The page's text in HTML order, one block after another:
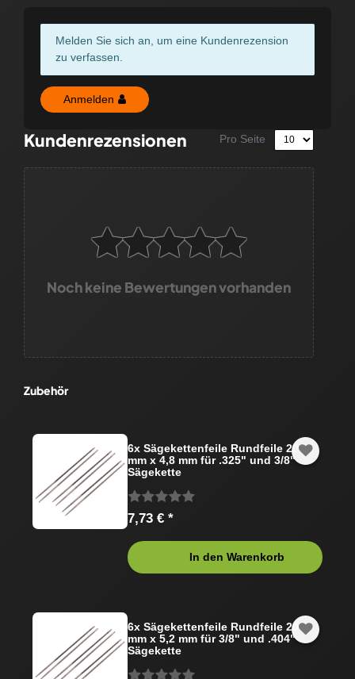
Melden Sie sich an, um eine Kundenrezension
zu verfassen.
Anmelden
Kundenrezensionen Pro Seite
Noch keine Bewertungen vorhanden
Zubehör
6x Sägekettenfeile Rundfeile 200
mm x 4,8 mm für .325" und 3/8"
Sägekette
7,73 € *
In den Warenkorb
6x Sägekettenfeile Rundfeile 200
mm x 5,2 mm für 3/8" und .404"
Sägekette